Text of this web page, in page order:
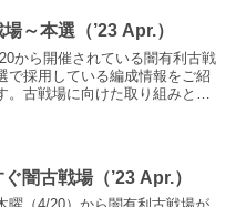
～本選（’23 Apr.）
から開催されている闇有利古戦
で採用している編成情報をご紹
。古戦場に向けた取り組みと、
ぐ闇古戦場（’23 Apr.）